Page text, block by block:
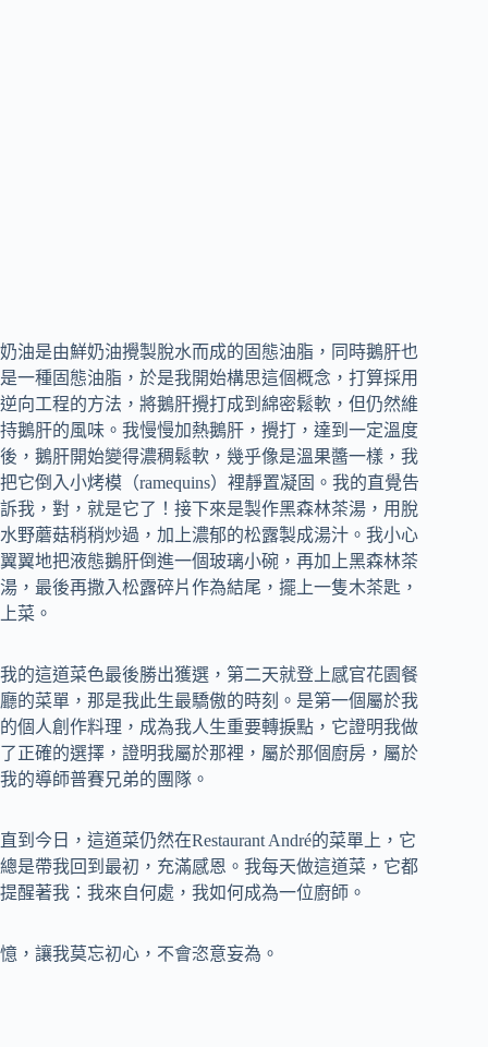
奶油是由鮮奶油攪製脫水而成的固態油脂，同時鵝肝也
是一種固態油脂，於是我開始構思這個概念，打算採用
逆向工程的方法，將鵝肝攪打成到綿密鬆軟，但仍然維
持鵝肝的風味。我慢慢加熱鵝肝，攪打，達到一定溫度
後，鵝肝開始變得濃稠鬆軟，幾乎像是溫果醬一樣，我
把它倒入小烤模（ramequins）裡靜置凝固。我的直覺告
訴我，對，就是它了！接下來是製作黑森林茶湯，用脫
水野蘑菇稍稍炒過，加上濃郁的松露製成湯汁。我小心
翼翼地把液態鵝肝倒進一個玻璃小碗，再加上黑森林茶
湯，最後再撒入松露碎片作為結尾，擺上一隻木茶匙，
上菜。
我的這道菜色最後勝出獲選，第二天就登上感官花園餐
廳的菜單，那是我此生最驕傲的時刻。是第一個屬於我
的個人創作料理，成為我人生重要轉捩點，它證明我做
了正確的選擇，證明我屬於那裡，屬於那個廚房，屬於
我的導師普賽兄弟的團隊。
直到今日，這道菜仍然在Restaurant André的菜單上，它
總是帶我回到最初，充滿感恩。我每天做這道菜，它都
提醒著我：我來自何處，我如何成為一位廚師。
憶，讓我莫忘初心，不會恣意妄為。